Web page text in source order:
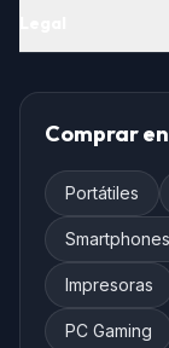
Comprar
Portátiles
Smartphones
Impresoras
PC Gaming